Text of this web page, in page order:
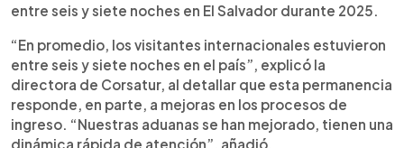
entre seis y siete noches en El Salvador durante 2025.
“En promedio, los visitantes internacionales estuvieron
entre seis y siete noches en el país”, explicó la
directora de Corsatur, al detallar que esta permanencia
responde, en parte, a mejoras en los procesos de
ingreso. “Nuestras aduanas se han mejorado, tienen una
dinámica rápida de atención”, añadió.